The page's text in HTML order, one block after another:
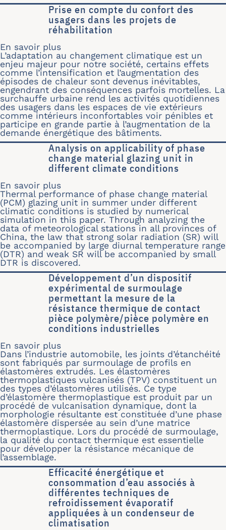
Prise en compte du confort des
usagers dans les projets de
réhabilitation
En savoir plus
L’adaptation au changement climatique est un
enjeu majeur pour notre société, certains effets
comme l’intensification et l’augmentation des
épisodes de chaleur sont devenus inévitables,
engendrant des conséquences parfois mortelles. La
surchauffe urbaine rend les activités quotidiennes
des usagers dans les espaces de vie extérieurs
comme intérieurs inconfortables voir pénibles et
participe en grande partie à l’augmentation de la
demande énergétique des bâtiments.
Analysis on applicability of phase
change material glazing unit in
different climate conditions
En savoir plus
Thermal performance of phase change material
(PCM) glazing unit in summer under different
climatic conditions is studied by numerical
simulation in this paper. Through analyzing the
data of meteorological stations in all provinces of
China, the law that strong solar radiation (SR) will
be accompanied by large diurnal temperature range
(DTR) and weak SR will be accompanied by small
DTR is discovered.
Développement d’un dispositif
expérimental de surmoulage
permettant la mesure de la
résistance thermique de contact
pièce polymère/pièce polymère en
conditions industrielles
En savoir plus
Dans l’industrie automobile, les joints d’étanchéité
sont fabriqués par surmoulage de profils en
élastomères extrudés. Les élastomères
thermoplastiques vulcanisés (TPV) constituent un
des types d’élastomères utilisés. Ce type
d’élastomère thermoplastique est produit par un
procédé de vulcanisation dynamique, dont la
morphologie résultante est constituée d’une phase
élastomère dispersée au sein d’une matrice
thermoplastique. Lors du procédé de surmoulage,
la qualité du contact thermique est essentielle
pour développer la résistance mécanique de
l’assemblage.
Efficacité énergétique et
consommation d’eau associés à
différentes techniques de
refroidissement évaporatif
appliquées à un condenseur de
climatisation